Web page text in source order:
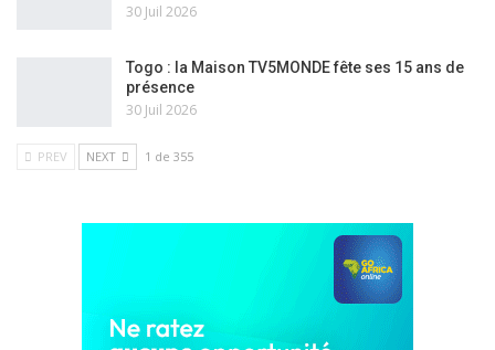
30 Juil 2026
Togo : la Maison TV5MONDE fête ses 15 ans de
présence
30 Juil 2026
PREV NEXT 1 de 355